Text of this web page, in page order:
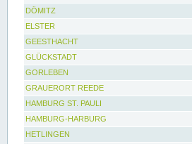
DÖMITZ
ELSTER
GEESTHACHT
GLÜCKSTADT
GORLEBEN
GRAUERORT REEDE
HAMBURG ST. PAULI
HAMBURG-HARBURG
HETLINGEN